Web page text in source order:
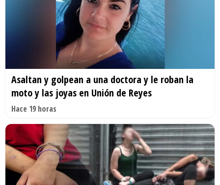
Asaltan y golpean a una doctora y le roban la
moto y las joyas en Unión de Reyes
Hace 19 horas